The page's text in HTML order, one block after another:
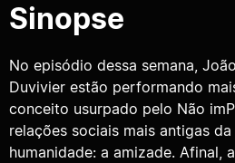
Sinopse
No episódio dessa semana,
Duvivier estão performando
conceito usurpado pelo Não
relações sociais mais antigas
humanidade: a amizade. Afinal,